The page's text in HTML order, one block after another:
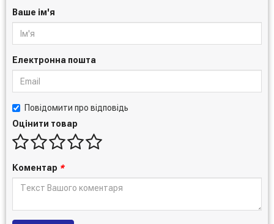
Ваше ім'я
Електронна пошта
Повідомити про відповідь
Оцінити товар
Коментар *